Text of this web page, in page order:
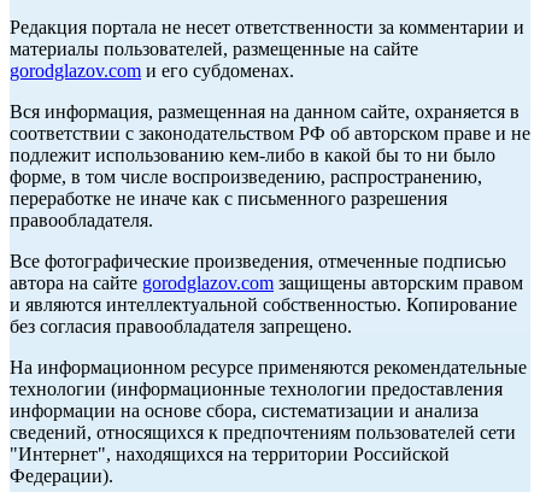
Редакция портала не несет ответственности за комментарии и
материалы пользователей, размещенные на сайте
gorodglazov.com и его субдоменах.
Вся информация, размещенная на данном сайте, охраняется в
соответствии с законодательством РФ об авторском праве и не
подлежит использованию кем-либо в какой бы то ни было
форме, в том числе воспроизведению, распространению,
переработке не иначе как с письменного разрешения
правообладателя.
Все фотографические произведения, отмеченные подписью
автора на сайте gorodglazov.com защищены авторским правом
и являются интеллектуальной собственностью. Копирование
без согласия правообладателя запрещено.
На информационном ресурсе применяются рекомендательные
технологии (информационные технологии предоставления
информации на основе сбора, систематизации и анализа
сведений, относящихся к предпочтениям пользователей сети
"Интернет", находящихся на территории Российской
Федерации).